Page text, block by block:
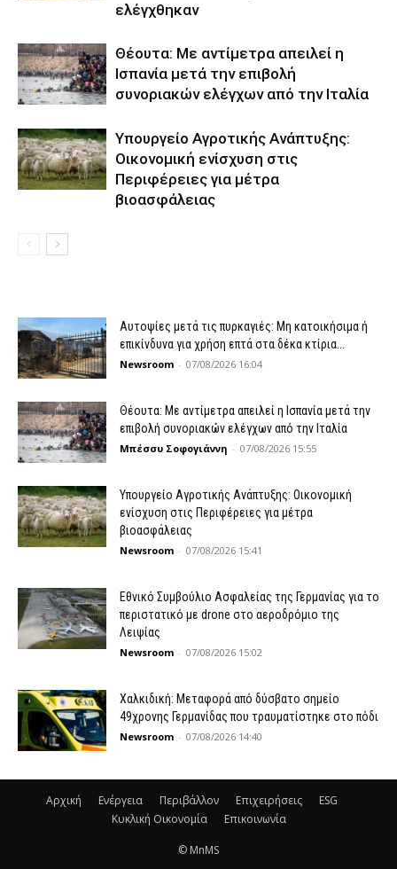
ελέγχθηκαν
Θέουτα: Με αντίμετρα απειλεί η
Ισπανία μετά την επιβολή
συνοριακών ελέγχων από την Ιταλία
Υπουργείο Αγροτικής Ανάπτυξης:
Οικονομική ενίσχυση στις
Περιφέρειες για μέτρα
βιοασφάλειας
Αυτοψίες μετά τις πυρκαγιές: Μη κατοικήσιμα ή
επικίνδυνα για χρήση επτά στα δέκα κτίρια...
Newsroom - 07/08/2026 16:04
Θέουτα: Με αντίμετρα απειλεί η Ισπανία μετά την
επιβολή συνοριακών ελέγχων από την Ιταλία
Μπέσσυ Σοφογιάννη - 07/08/2026 15:55
Υπουργείο Αγροτικής Ανάπτυξης: Οικονομική
ενίσχυση στις Περιφέρειες για μέτρα
βιοασφάλειας
Newsroom - 07/08/2026 15:41
Εθνικό Συμβούλιο Ασφαλείας της Γερμανίας για το
περιστατικό με drone στο αεροδρόμιο της
Λειψίας
Newsroom - 07/08/2026 15:02
Χαλκιδική: Μεταφορά από δύσβατο σημείο
49χρονης Γερμανίδας που τραυματίστηκε στο πόδι
Newsroom - 07/08/2026 14:40
Αρχική Ενέργεια Περιβάλλον Επιχειρήσεις
ESG
Κυκλική Οικονομία
Επικοινωνία
© MnMS